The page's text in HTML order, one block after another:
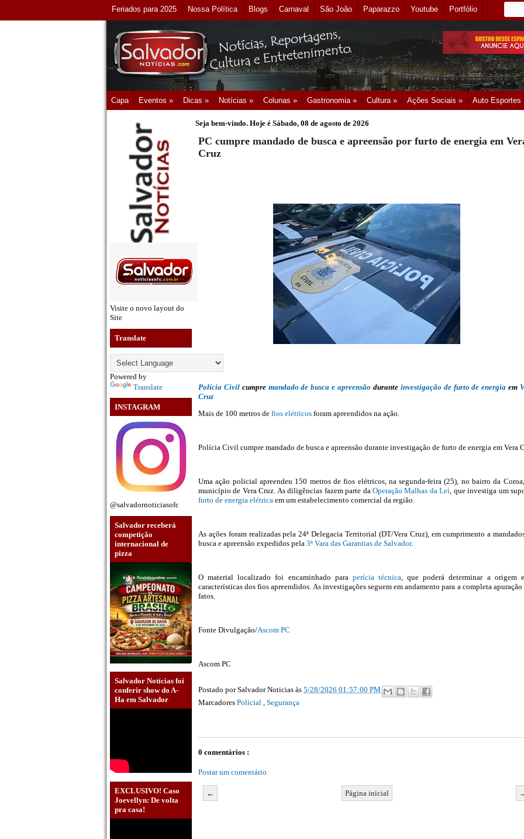
Feriados para 2025 Nossa Política Blogs Carnaval São João Paparazzo Youtube Portfólio
Capa Eventos » Dicas » Notícias » Colunas » Gastronomia » Cultura » Ações Sociais » Auto Esportes
Visite o novo layout do
Site
Translate
Powered by
Translate
INSTAGRAM
@salvadornoticiasofc
Salvador receberá
competição
internacional de
pizza
Salvador Notícias foi
conferir show do A-
Ha em Salvador
EXCLUSIVO! Caso
Joevellyn: De volta
pra casa!
Seja bem-vindo. Hoje é Sábado, 08 de agosto de 2026
PC cumpre mandado de busca e apreensão por furto de energia em
Cruz
Polícia Civilcumpre mandado de busca e apreensão durante investigação de furto de energia em
Cruz
Mais de 100 metros de fios elétricos foram apreendidos na ação.
Polícia Civil cumpre mandado de busca e apreensão durante investigação de furto de energia em Vera
Uma ação policial apreendeu 150 metros de fios elétricos, na segunda-feira (25), no bairro da
município de Vera Cruz. As diligências fazem parte da Operação Malhas da Lei, que investiga um
furto de energia elétrica em um estabelecimento comercial da região.
As ações foram realizadas pela 24ª Delegacia Territorial (DT/Vera Cruz), em cumprimento a
busca e apreensão expedidos pela 3ª Vara das Garantias de Salvador.
O material localizado foi encaminhado para perícia técnica, que poderá determinar a origem
características dos fios apreendidos. As investigações seguem em andamento para a completa apuração
fatos.
Fonte Divulgação/Ascom PC
Ascom PC
Postado porSalvador Noticias às 5/28/2026 01:57:00 PM
Marcadores Policial , Segurança
0 comentários :
Postar um comentário
← Página inicial